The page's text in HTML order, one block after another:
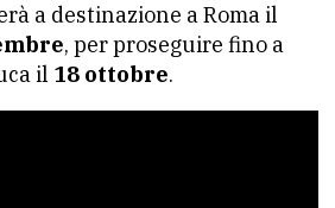
a destinazione a Roma il
, per proseguire fino a
il 18 ottobre.